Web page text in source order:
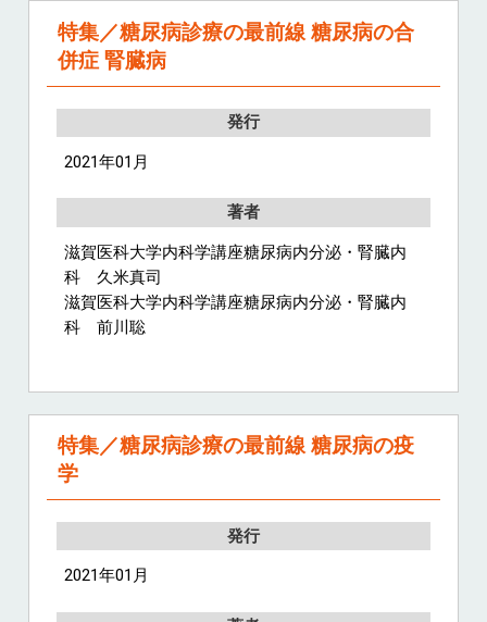
特集／糖尿病診療の最前線 糖尿病の合
併症 腎臓病
発行
2021年01月
著者
滋賀医科大学内科学講座糖尿病内分泌・腎臓内
科 久米真司
滋賀医科大学内科学講座糖尿病内分泌・腎臓内
科 前川聡
特集／糖尿病診療の最前線 糖尿病の疫
学
発行
2021年01月